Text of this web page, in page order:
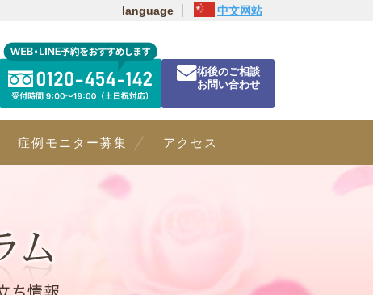
language 中文网站
術後のご相談
お問い合わせ
症例モニター募集 アクセス